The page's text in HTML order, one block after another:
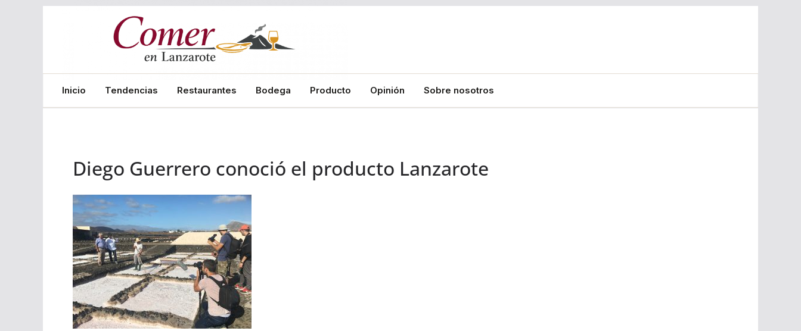
Inicio Tendencias Restaurantes Bodega Producto Opinión Sobre nosotros
Diego Guerrero conoció el producto Lanzarote